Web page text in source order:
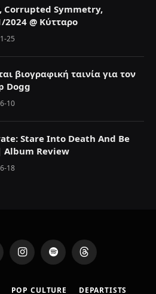
Corrupted Symmetry,
2024 @ Κύτταρο
25
βιογραφική ταινία για τον
Dogg
10
Stare Into Death And Be
Review
18
I
t
S
t
T
e
POP CULTURE DEPARTISTS